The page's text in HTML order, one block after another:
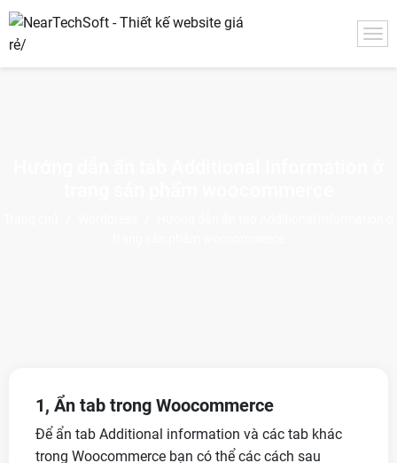
1, Ẩn tab trong Woocommerce
Để ẩn tab Additional information và các tab khác
trong Woocommerce bạn có thể các cách sau